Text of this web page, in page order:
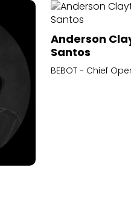
Anderson
Santos
BEBOT - Chief